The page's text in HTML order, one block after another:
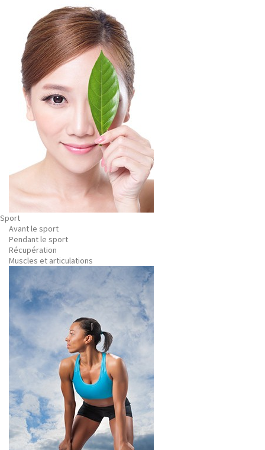
Sport
Avant le sport
Pendant le sport
Récupération
Muscles et articulations